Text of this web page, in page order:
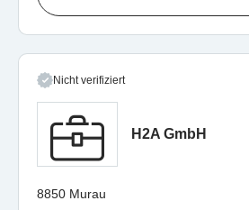
Nicht verifiziert
H2A GmbH
8850 Murau